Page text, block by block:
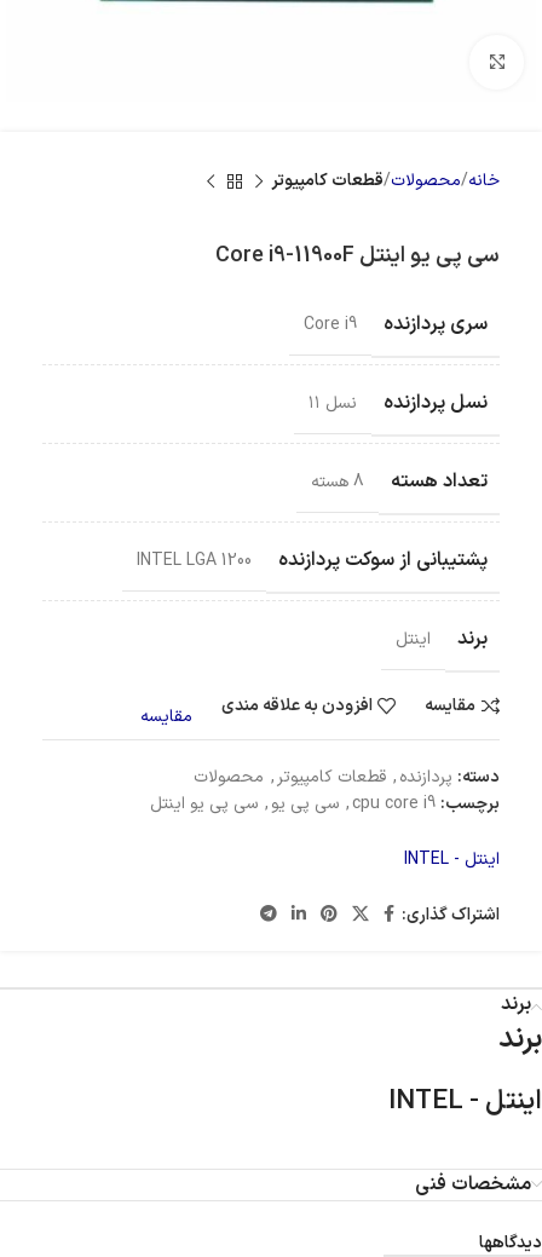
خانه محصولات قطعات کامپیوتر
سی پی یو اینتل Core i9-11900F
سری پردازنده Core i9
نسل پردازنده نسل ۱۱
تعداد هسته 8 هسته
پشتیبانی از سوکت پردازنده INTEL LGA 1200
برند اینتل
مقایسه افزودن به علاقه مندی مقایسه
دسته: پردازنده, قطعات کامپیوتر , محصولات
برچسب: cpu core i9
, سی پی یو, سی پی یو اینتل
اینتل - INTEL
اشتراک گذاری:
برند
برند
اینتل - INTEL
مشخصات فنی
دیدگاهها